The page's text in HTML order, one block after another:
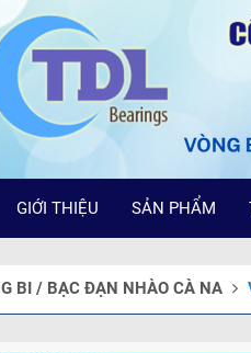
GIỚI THIỆU SẢN PHẨM
BI / BẠC ĐẠN NHÀO CÀ NA